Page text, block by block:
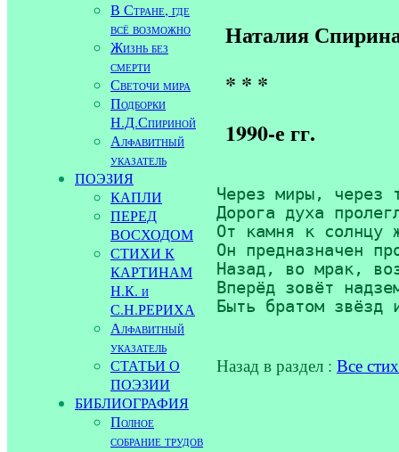
В Стране, где
всё возможно
Жизнь без
смерти
Светочи мира
Подборки
Н.Д.Спириной
Алфавитный
указатель
ПОЭЗИЯ
КАПЛИ
ПЕРЕД
ВОСХОДОМ
СТИХИ К
КАРТИНАМ
Н.К. и
С.Н.РЕРИХА
Алфавитный
указатель
СТАТЬИ О
ПОЭЗИИ
БИБЛИОГРАФИЯ
Полное
собрание трудов
Наталия
* * *
1990-е гг.
Через миры, через
Дорога духа
От камня к солнцу
Он предназначен
Назад, во мрак,
Вперёд зовёт
Быть братом звёзд
Назад в раздел : Все